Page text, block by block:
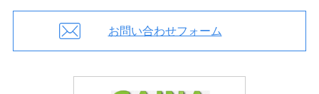
お問い合わせフォーム